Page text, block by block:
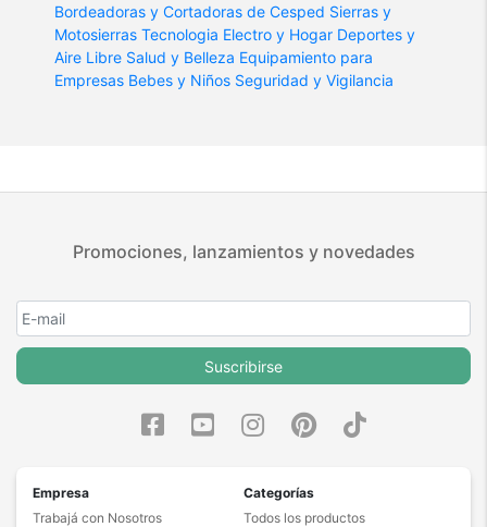
Bordeadoras y Cortadoras de Cesped Sierras y
Motosierras Tecnologia Electro y Hogar Deportes y
Aire Libre Salud y Belleza Equipamiento para
Empresas Bebes y Niños Seguridad y Vigilancia
Promociones, lanzamientos y novedades
Suscribirse
Empresa
Trabajá con Nosotros
Categorías
Todos los productos